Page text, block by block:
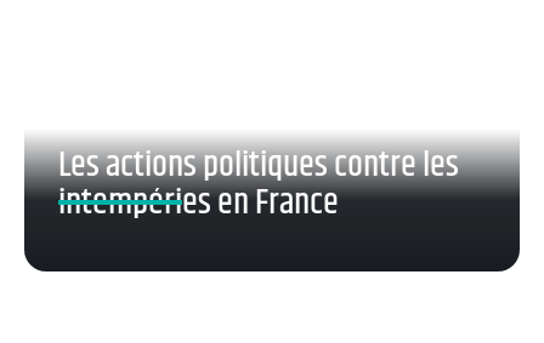
Les actions politiques contre les
intempéries en France